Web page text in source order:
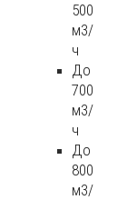
500
м3/
ч
До
700
м3/
ч
До
800
м3/